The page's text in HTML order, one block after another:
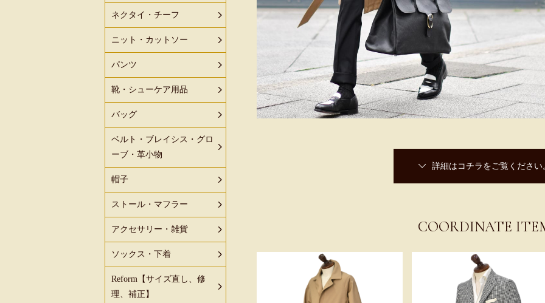
詳細はコチラをご覧ください
COORDINATE
ネクタイ・チーフ
ニット・カットソー
パンツ
靴・シューケア用品
バッグ
ベルト・ブレイシス・グロ
ーブ・革小物
帽子
ストール・マフラー
アクセサリー・雑貨
ソックス・下着
Reform【サイズ直し、修
理、補正】